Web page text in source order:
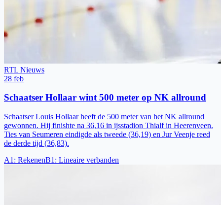
RTL Nieuws
28 feb
Schaatser Hollaar wint 500 meter op NK allround
Schaatser Louis Hollaar heeft de 500 meter van het NK allround
gewonnen. Hij finishte na 36,16 in ijsstadion Thialf in Heerenveen.
Ties van Seumeren eindigde als tweede (36,19) en Jur Veenje reed
de derde tijd (36,83).
A1 : RekenenB1 : Lineaire verbanden